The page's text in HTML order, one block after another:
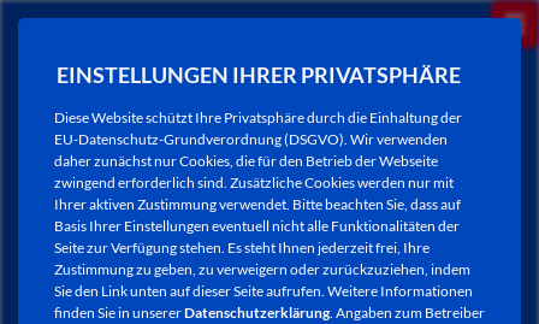
EINSTELLUNGEN IHRER PRIVATSPHÄRE
Diese Website schützt Ihre Privatsphäre durch die Einhaltung der
EU-Datenschutz-Grundverordnung (DSGVO). Wir verwenden
daher zunächst nur Cookies, die für den Betrieb der Webseite
zwingend erforderlich sind. Zusätzliche Cookies werden nur mit
Ihrer aktiven Zustimmung verwendet. Bitte beachten Sie, dass auf
Basis Ihrer Einstellungen eventuell nicht alle Funktionalitäten der
Seite zur Verfügung stehen. Es steht Ihnen jederzeit frei, Ihre
Zustimmung zu geben, zu verweigern oder zurückzuziehen, indem
Sie den Link unten auf dieser Seite aufrufen. Weitere Informationen
finden Sie in unsererDatenschutzerklärung. Angaben zum Betreiber
NEWSLETTER / CITY LETTER